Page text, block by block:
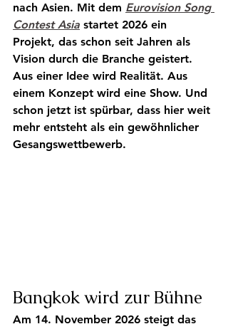
nach Asien. Mit dem Eurovision Song
Contest Asia startet 2026 ein
Projekt, das schon seit Jahren als
Vision durch die Branche geistert.
Aus einer Idee wird Realität. Aus
einem Konzept wird eine Show. Und
schon jetzt ist spürbar, dass hier weit
mehr entsteht als ein gewöhnlicher
Gesangswettbewerb.
Bangkok wird zur Bühne
Am 14. November 2026 steigt das